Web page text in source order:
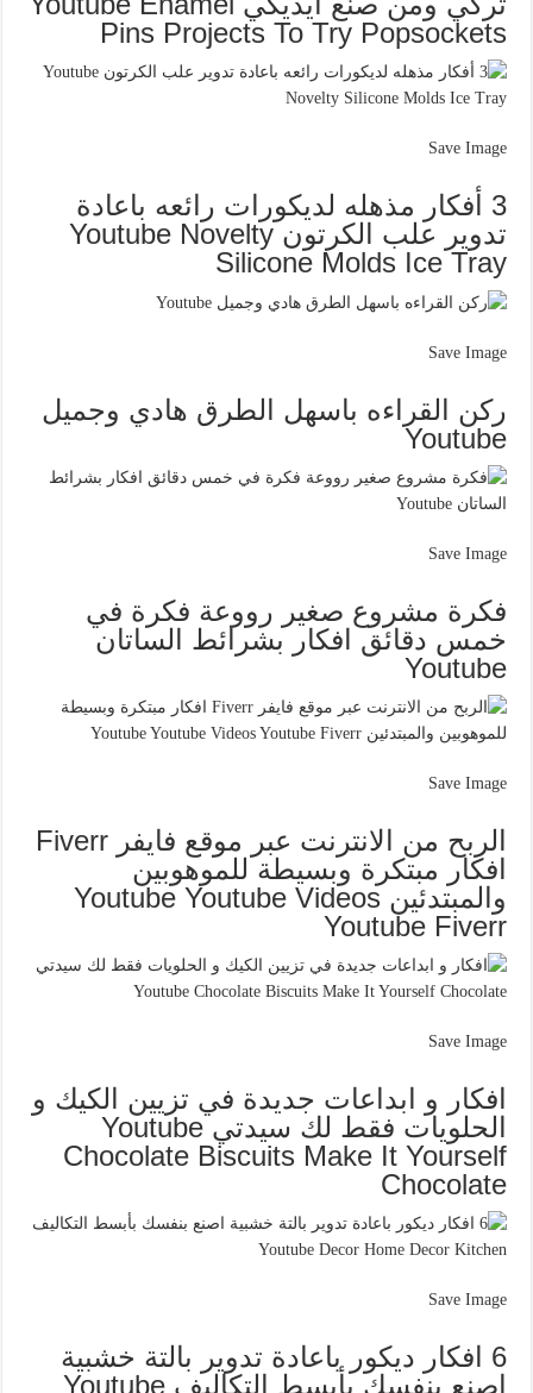
Pins Projects To Try Popsockets
Save Image
3 أفكار مذهله لديكورات رائعه باعادة
تدوير علب الكرتون Youtube Novelty
Silicone Molds Ice Tray
Save Image
ركن القراءه باسهل الطرق هادي وجميل
Youtube
Save Image
فكرة مشروع صغير رووعة فكرة في
خمس دقائق افكار بشرائط الساتان
Youtube
Save Image
الربح من الانترنت عبر موقع فايفر Fiverr
افكار مبتكرة وبسيطة للموهوبين
والمبتدئين Youtube Youtube Videos
Youtube Fiverr
Save Image
افكار و ابداعات جديدة في تزيين الكيك و
الحلويات فقط لك سيدتي Youtube
Chocolate Biscuits Make It Yourself
Chocolate
Save Image
6 افكار ديكور باعادة تدوير بالتة خشبية
اصنع بنفسك بأبسط التكاليف Youtube